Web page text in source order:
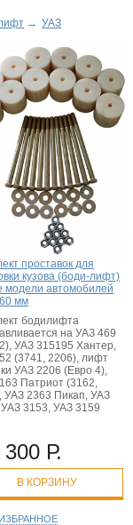
→ УАЗ
проставок для
кузова (боди-лифт)
модели автомобилей
мм
бодилифта
на УАЗ 469
УАЗ 315195 Хантер,
(3741, 2206), лифт
УАЗ 2206 (Евро 4),
Патриот (3162,
УАЗ 2363 Пикап, УАЗ
3153, УАЗ 3159
300 Р.
В КОРЗИНУ